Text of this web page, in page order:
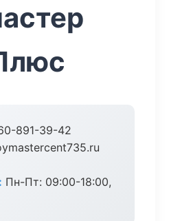
891-39-42
Пн-Пт: 09:00-18:00,